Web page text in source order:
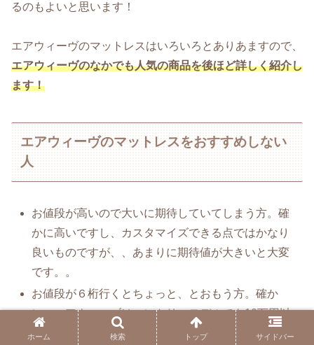
るのもよいと思います！
エアウィーヴのマットレスはいろいろとありあますので、
エアウィーヴのなかでも人気の商品を後ほど詳しく紹介し
ます！
エアウィーヴのマットレスをおすすめしない
人
お値段が高いので大いに期待していてしまう方。確
かに高いですし、カスタマイズできる点ではかなり
良いものですが、、あまりに期待値が大きいと大変
です。。
お値段が６桁行くとちょっと、とおもう方。確か
に、エアウィーブはエントリーモデルでも10万円以
上します。
ホーム 検索 トップ サイドバー